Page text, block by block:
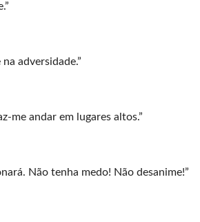
adversidade.”
me andar em lugares altos.”
Não tenha medo! Não desanime!”